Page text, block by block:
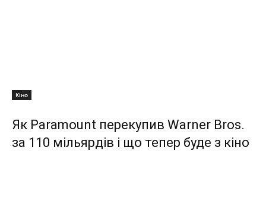
Кіно
Як Paramount перекупив Warner Bros.
за 110 мільярдів і що тепер буде з кіно